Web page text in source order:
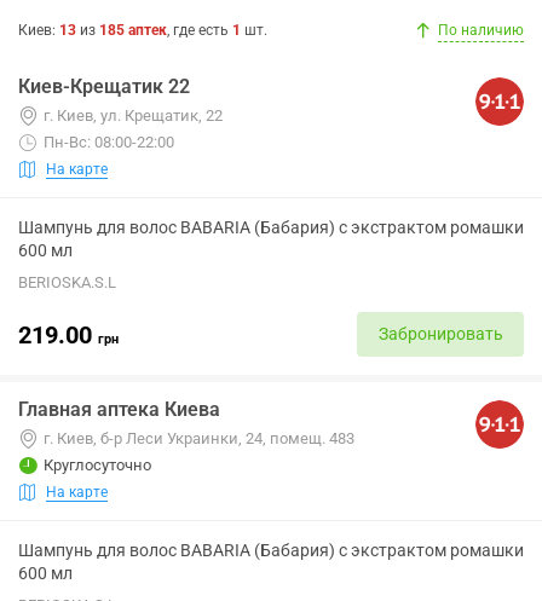
Киев: 13 из 185 аптек, где есть 1 шт. По наличию
Киев-Крещатик 22
г. Киев, ул. Крещатик, 22
Пн-Вс: 08:00-22:00
На карте
Шампунь для волос BABARIA (Бабария) с экстрактом ромашки
600 мл
BERIOSKA.S.L
219.00 грн Забронировать
Главная аптека Киева
г. Киев, б-р Леси Украинки, 24, помещ. 483
Круглосуточно
На карте
Шампунь для волос BABARIA (Бабария) с экстрактом ромашки
600 мл